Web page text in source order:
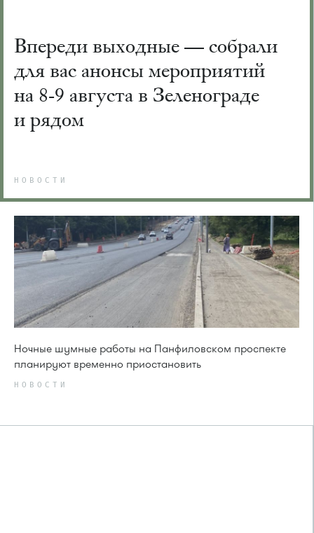
Впереди выходные — собрали
для вас анонсы мероприятий
на 8-9 августа в Зеленограде
и рядом
НОВОСТИ
Ночные шумные работы на Панфиловском проспекте
планируют временно приостановить
НОВОСТИ